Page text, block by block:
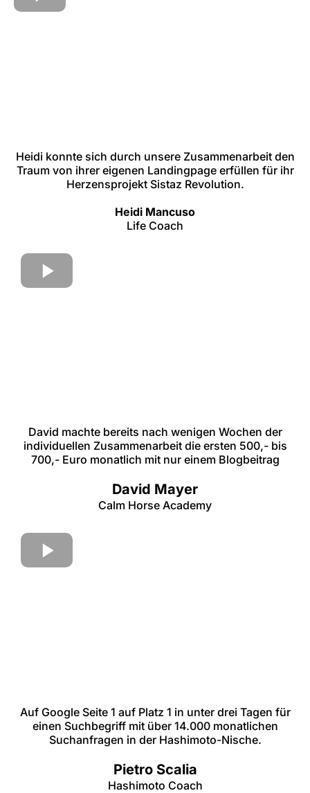
Heidi konnte sich durch unsere Zusammenarbeit den
Traum von ihrer eigenen Landingpage erfüllen für ihr
Herzensprojekt Sistaz Revolution.
Heidi Mancuso
Life Coach
David machte bereits nach wenigen Wochen der
individuellen Zusammenarbeit die ersten 500,- bis
700,- Euro monatlich mit nur einem Blogbeitrag
David Mayer
Calm Horse Academy
Auf Google Seite 1 auf Platz 1 in unter drei Tagen für
einen Suchbegriff mit über 14.000 monatlichen
Suchanfragen in der Hashimoto-Nische.
Pietro Scalia
Hashimoto Coach